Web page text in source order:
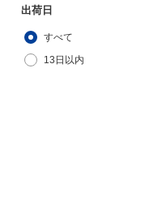
出荷日
すべて
13日以内